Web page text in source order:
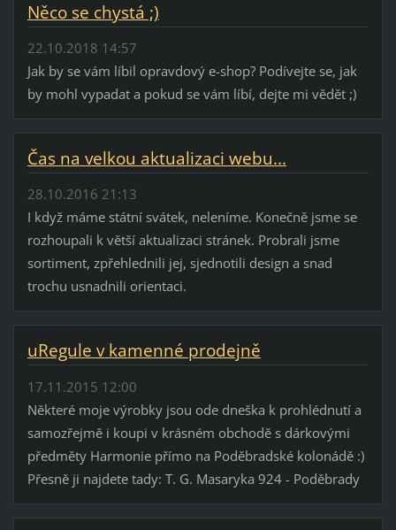
Něco se chystá ;)
22.10.2018 14:57
Jak by se vám líbil opravdový e-shop? Podívejte se, jak
by mohl vypadat a pokud se vám líbí, dejte mi vědět ;)
Čas na velkou aktualizaci webu...
28.10.2016 21:13
I když máme státní svátek, neleníme. Konečně jsme se
rozhoupali k větší aktualizaci stránek. Probrali jsme
sortiment, zpřehlednili jej, sjednotili design a snad
trochu usnadnili orientaci.
uRegule v kamenné prodejně
17.11.2015 12:00
Některé moje výrobky jsou ode dneška k prohlédnutí a
samozřejmě i koupi v krásném obchodě s dárkovými
předměty Harmonie přímo na Poděbradské kolonádě :)
Přesně ji najdete tady: T. G. Masaryka 924 - Poděbrady